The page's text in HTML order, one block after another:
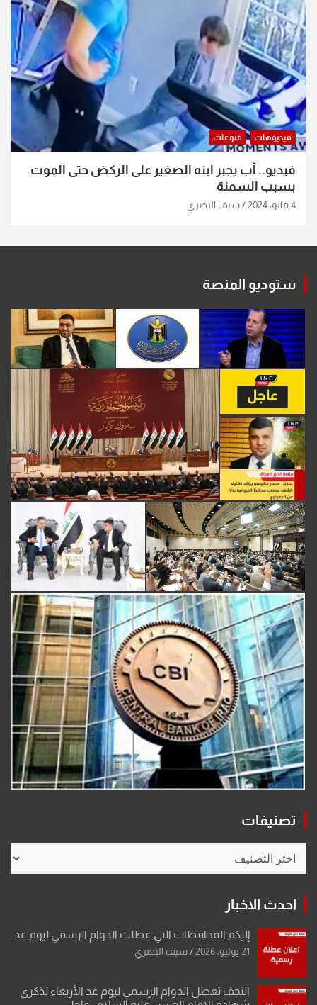
فيديوهات منوعات
فيديو.. أب يجبر ابنه الصغير على الركض حتى الموت
بسبب السمنة
4 مايو، 2024 سيف البصري
ستوديو المنصة
تصنيفات
احدث الاخبار
إليكم المحافظات التي عطلت الدوام الرسمي ليوم غد
21 يوليو، 2026 سيف البصري
النجف تعطل الدوام الرسمي ليوم غد الأربعاء لذكرى